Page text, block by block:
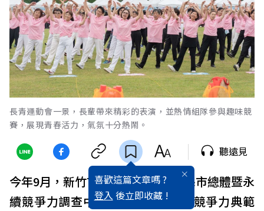
長青運動會一景，長輩帶來精彩的表演，並熱情組隊參與趣味競
賽，展現青春活力，氣氛十分熱鬧。
喜歡這篇文章嗎 ?
登入 後立即收藏 !
聽遠見
今年9月，新竹市在《遠見》2024縣市總體暨永
續競爭力調查中，被評選為「經濟競爭力典範